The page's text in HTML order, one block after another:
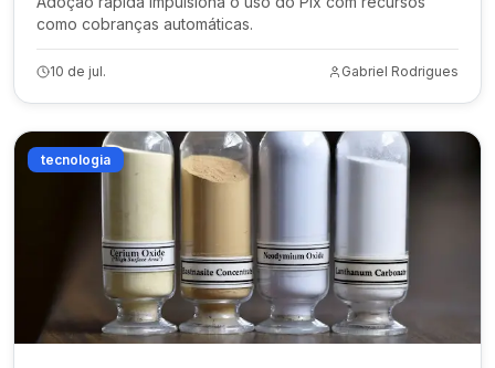
como cobranças automáticas.
10 de jul. Gabriel Rodrigues
tecnologia